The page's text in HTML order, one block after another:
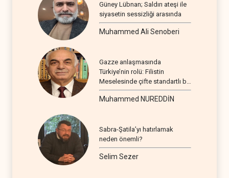
Güney Lübnan; Saldırı ateşi ile
siyasetin sessizliği arasında
Muhammed Ali Senoberi
Gazze anlaşmasında
Türkiye’nin rolü: Filistin
Meselesinde çifte standartlı bir
seyir
Muhammed NUREDDİN
Sabra-Şatila’yı hatırlamak
neden önemli?
Selim Sezer